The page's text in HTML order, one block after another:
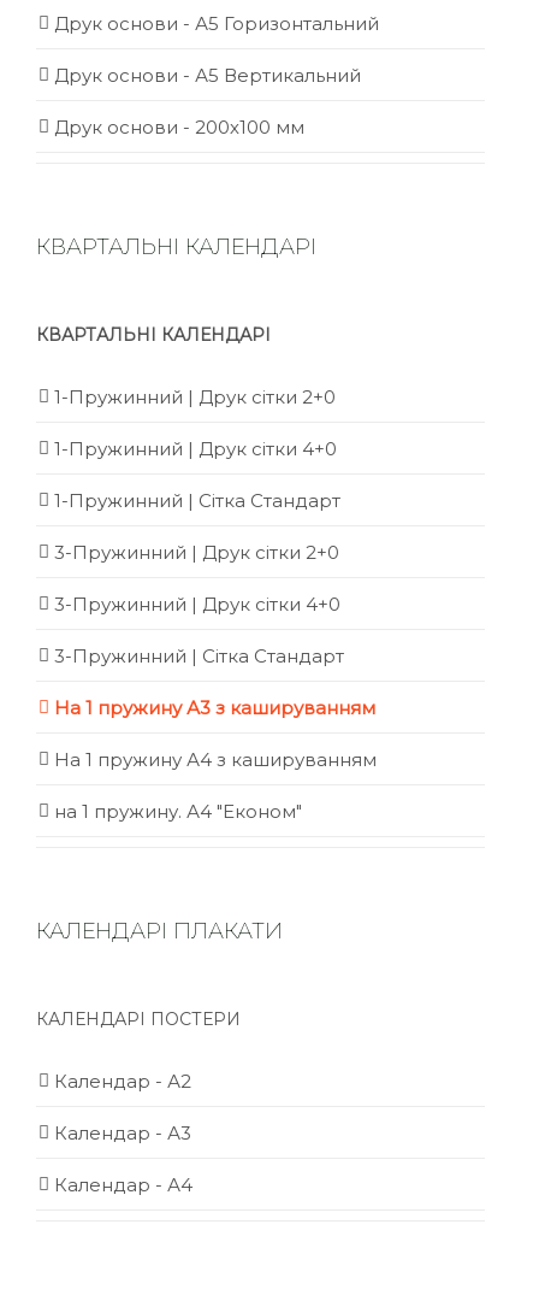
Друк основи - А5 Горизонтальний
Друк основи - А5 Вертикальний
Друк основи - 200х100 мм
КВАРТАЛЬНІ КАЛЕНДАРІ
КВАРТАЛЬНІ КАЛЕНДАРІ
1-Пружинний | Друк сітки 2+0
1-Пружинний | Друк сітки 4+0
1-Пружинний | Сітка Стандарт
3-Пружинний | Друк сітки 2+0
3-Пружинний | Друк сітки 4+0
3-Пружинний | Сітка Стандарт
На 1 пружину А3 з кашируванням
На 1 пружину А4 з кашируванням
на 1 пружину. А4 "Економ"
КАЛЕНДАРІ ПЛАКАТИ
КАЛЕНДАРІ ПОСТЕРИ
Календар - А2
Календар - А3
Календар - А4